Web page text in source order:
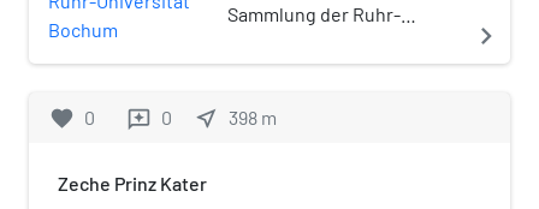
Sammlung der Ruhr-
Sammlung von mehr als
Großgeräten aus allen
navigate_next
favorite 0 reviews 0 near_me 398 m
Zeche Prinz Kater